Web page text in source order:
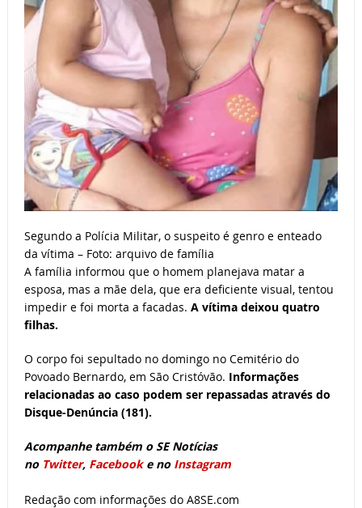
Segundo a Polícia Militar, o suspeito é genro e enteado
da vítima – Foto: arquivo de família
A família informou que o homem planejava matar a
esposa, mas a mãe dela, que era deficiente visual, tentou
impedir e foi morta a facadas. A vítima deixou quatro
filhas.
O corpo foi sepultado no domingo no Cemitério do
Povoado Bernardo, em São Cristóvão. Informações
relacionadas ao caso podem ser repassadas através do
Disque-Denúncia (181).
Acompanhe também o SE Notícias
no Twitter, Facebooke no Instagram
Redação com informações do A8SE.com